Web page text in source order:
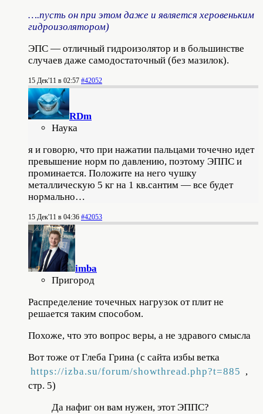
….пусть он при этом даже и является херовеньким
гидроизолятором)
ЭПС — отличный гидроизолятор и в большинстве
случаев даже самодостаточный (без мазилок).
15 Дек'11 в 02:57 #42052
RDm
Наука
я и говорю, что при нажатии пальцами точечно идет
превышение норм по давлению, поэтому ЭППС и
проминается. Положите на него чушку
металлическую 5 кг на 1 кв.сантим — все будет
нормально…
15 Дек'11 в 04:36 #42053
imba
Пригород
Распределение точечных нагрузок от плит не
решается таким способом.
Похоже, что это вопрос веры, а не здравого смысла
Вот тоже от Глеба Грина (с сайта избы ветка
https://izba.su/forum/showthread.php?t=885 ,
стр. 5)
Да нафиг он вам нужен, этот ЭППС?